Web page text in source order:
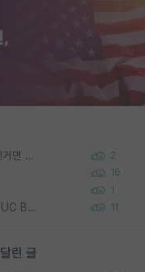
컨택이후 랩매니저, PhD학생들 소개 시켜주신거면 거의 컨펌에 가깝나요? 2
16
1
Korea University 수학, 컴퓨터과학 이학사, UC Berkeley 산업공학 대학원 공학박사가 되는 것은 쉽지 않겠죠? 11
린 글